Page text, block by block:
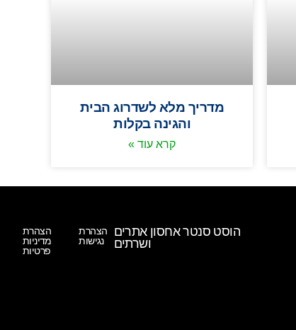
מדריך מלא לשדרוג הבית
והגינה בקלות
קרא עוד »
הצהרת
מדיניות
פרטיות
הצהרת
נגישות
הוסט סנטר אחסון אתרים
ושרתים